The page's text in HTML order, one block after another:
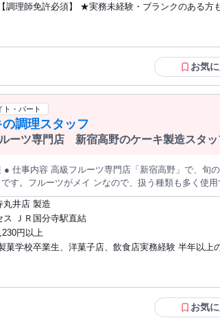
ができるため、 メリハリをつけて無理なく働ける環境です！ - 【“ありがとう”が
いると、 「美味しかったよ、ありがとう！」 そん
自分の仕事が誰かの役に立っている―― そう実感できるのが、
創業1976年以来、日本の食生活を 支えてきたエ
に成長を続け、 今では業界トップクラスの 売上を
いる場合がございます
調理師免許必須】 ★実務未経験・ブランクのある方
キッチン・調理経験のある方 ◆アルバイトやパート
なく気遣いが出来る方 ◆チームワークが好きな方 ◆
はあるけど、実務未経験の方 ◆資格を活かしキャリ
勤務可能な方 ◆ハローワークで仕事を探されている
則による）
お気
ト・パート
調理スタッフ
ーツ専門店 新宿高野のケーキ製造スタッ
で、旬のフルーツを使用した ケーキなどのデザートをつくるア
す。フルーツがメイ ンなので、扱う種類も多く使
だけるケーキづくりを 一緒にしませんか？ 【働くメリット】 ・フルーツやケーキの従業員割引あ
月以上勤務でアルバイトでも年２回賞与(7・12月)
にサポートします！ ・1日5h～、週3日～OK！プラ
仕事のやりがい】 覚えることは多くありますが、「パティシエ」としての知識や技
くアルバイトです。フルーツを核としたオリジナ
初 は果物ナイフが上手に使えなかったとしても、ケ
新宿駅開業と同じ明治18年（1885年）に東京・新宿 にフルーツ専
て産声を上げました。以来、フルーツの美 味しさと
で選りすぐった極上のフルーツ、その個性を生かし
丸井店 製造
ス ＪＲ国分寺駅直結
円以上
菓学校卒業生、洋菓子店、飲食店実務経験 半年以
お気